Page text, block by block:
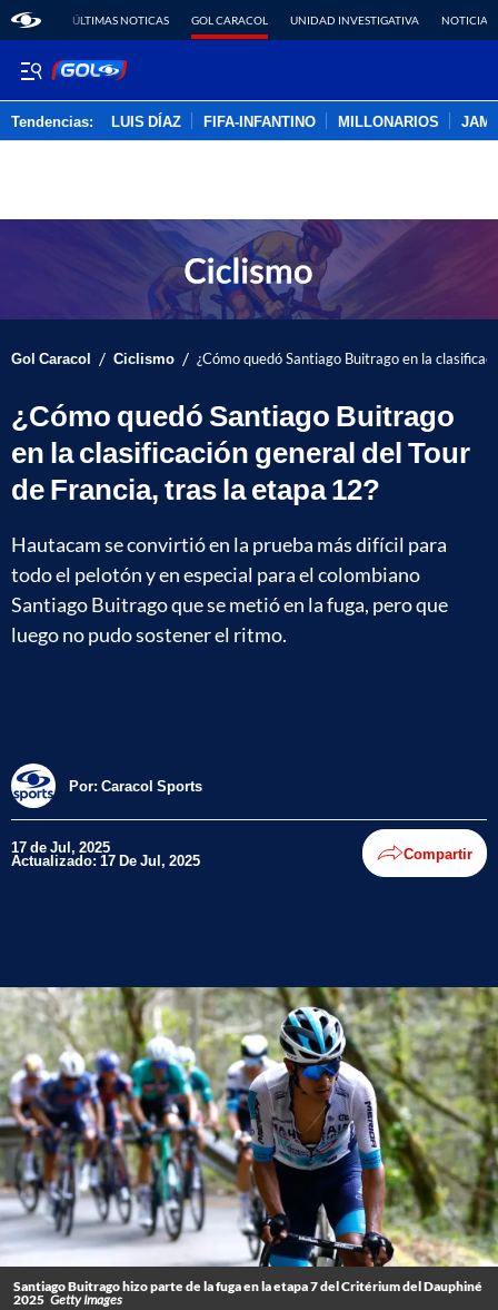
ÚLTIMAS NOTICAS GOL CARACOL UNIDAD INVESTIGATIVA NOTICIAS
Tendencias: LUIS DÍAZ FIFA-INFANTINO MILLONARIOS
Gol Caracol / Ciclismo / ¿Cómo quedó Santiago Buitrago en la
¿Cómo quedó Santiago Buitrago
en la clasificación general del Tour
de Francia, tras la etapa 12?
Hautacam se convirtió en la prueba más difícil para
todo el pelotón y en especial para el colombiano
Santiago Buitrago que se metió en la fuga, pero que
luego no pudo sostener el ritmo.
Por: Caracol Sports
17 de Jul, 2025
Actualizado: 17 De Jul, 2025 Compartir
Santiago Buitrago hizo parte de la fuga en la etapa 7 del Critérium del Dauphiné
2025 Getty Images